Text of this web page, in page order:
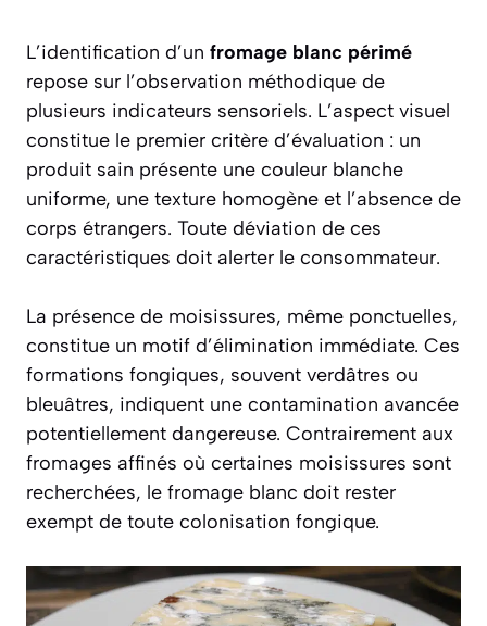
L’identification d’un fromage blanc périmé
repose sur l’observation méthodique de
plusieurs indicateurs sensoriels. L’aspect visuel
constitue le premier critère d’évaluation : un
produit sain présente une couleur blanche
uniforme, une texture homogène et l’absence de
corps étrangers. Toute déviation de ces
caractéristiques doit alerter le consommateur.
La présence de moisissures, même ponctuelles,
constitue un motif d’élimination immédiate. Ces
formations fongiques, souvent verdâtres ou
bleuâtres, indiquent une contamination avancée
potentiellement dangereuse. Contrairement aux
fromages affinés où certaines moisissures sont
recherchées, le fromage blanc doit rester
exempt de toute colonisation fongique.